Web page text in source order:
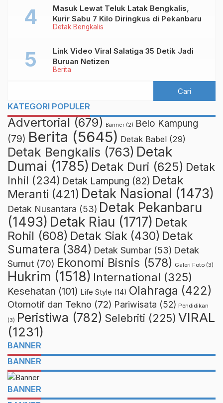
Detak Bengkalis
Masuk Lewat Teluk Latak Bengkalis,
Kurir Sabu 7 Kilo Diringkus di Pekanbaru
Berita
Link Video Viral Salatiga 35 Detik Jadi
Buruan Netizen
KATEGORI POPULER
Advertorial (679) Banner (2) Belo Kampung
(79) Berita (5645) Detak Babel (29)
Detak Bengkalis (763) Detak
Dumai (1785) Detak Duri (625) Detak
Inhil (234) Detak Lampung (82) Detak
Meranti (421) Detak Nasional (1473)
Detak Nusantara (53) Detak Pekanbaru
(1493) Detak Riau (1717) Detak
Rohil (608) Detak Siak (430) Detak
Sumatera (384) Detak Sumbar (53) Detak
Sumut (70) Ekonomi Bisnis (578) Galeri Foto (3)
Hukrim (1518) International (325)
Kesehatan (101) Life Style (14) Olahraga (422)
Otomotif dan Tekno (72) Pariwisata (52) Pendidikan
(3) Peristiwa (782) Selebriti (225) VIRAL
(1231)
BANNER
BANNER
BANNER